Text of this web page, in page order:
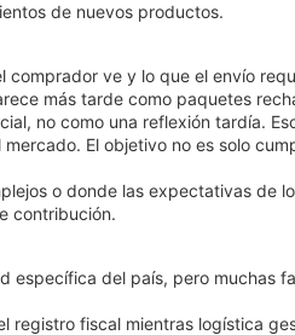
de nuevos productos.
ve y lo que el envío
más tarde como paquetes
no como una reflexión tardía.
El objetivo no es solo
o donde las expectativas de
contribución.
del país, pero muchas
fiscal mientras logística